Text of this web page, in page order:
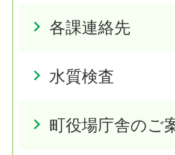
各課連絡先
水質検査
町役場庁舎のご